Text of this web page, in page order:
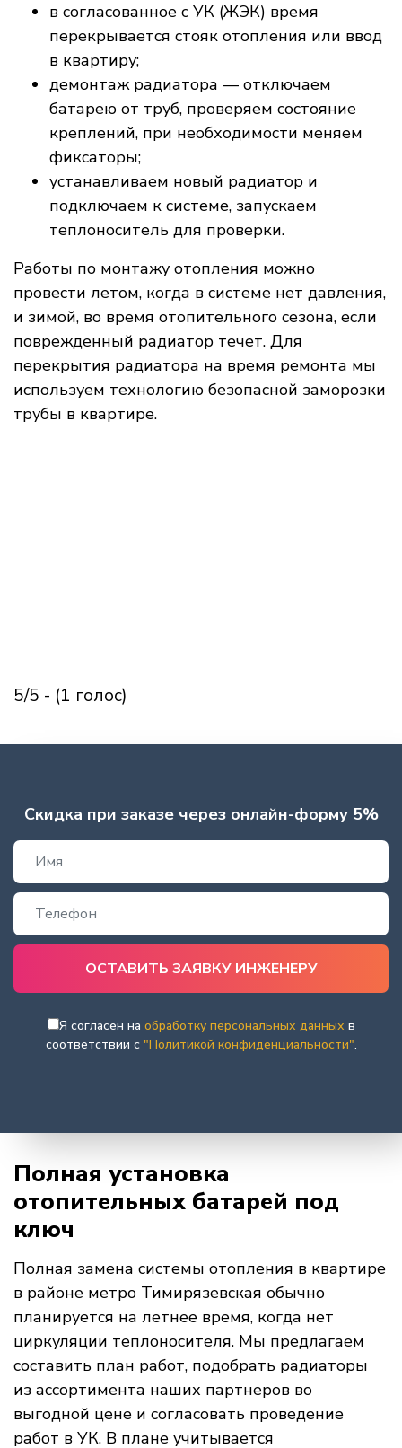
в согласованное с УК (ЖЭК) время
перекрывается стояк отопления или ввод
в квартиру;
демонтаж радиатора — отключаем
батарею от труб, проверяем состояние
креплений, при необходимости меняем
фиксаторы;
устанавливаем новый радиатор и
подключаем к системе, запускаем
теплоноситель для проверки.
Работы по монтажу отопления можно
провести летом, когда в системе нет давления,
и зимой, во время отопительного сезона, если
поврежденный радиатор течет. Для
перекрытия радиатора на время ремонта мы
используем технологию безопасной заморозки
трубы в квартире.
5/5 - (1 голос)
Скидка при заказе через онлайн-форму 5%
Я согласен на обработку персональных данных в
соответствии с "Политикой конфиденциальности".
Полная установка
отопительных батарей под
ключ
Полная замена системы отопления в квартире
в районе метро Тимирязевская обычно
планируется на летнее время, когда нет
циркуляции теплоносителя. Мы предлагаем
составить план работ, подобрать радиаторы
из ассортимента наших партнеров во
выгодной цене и согласовать проведение
работ в УК. В плане учитывается